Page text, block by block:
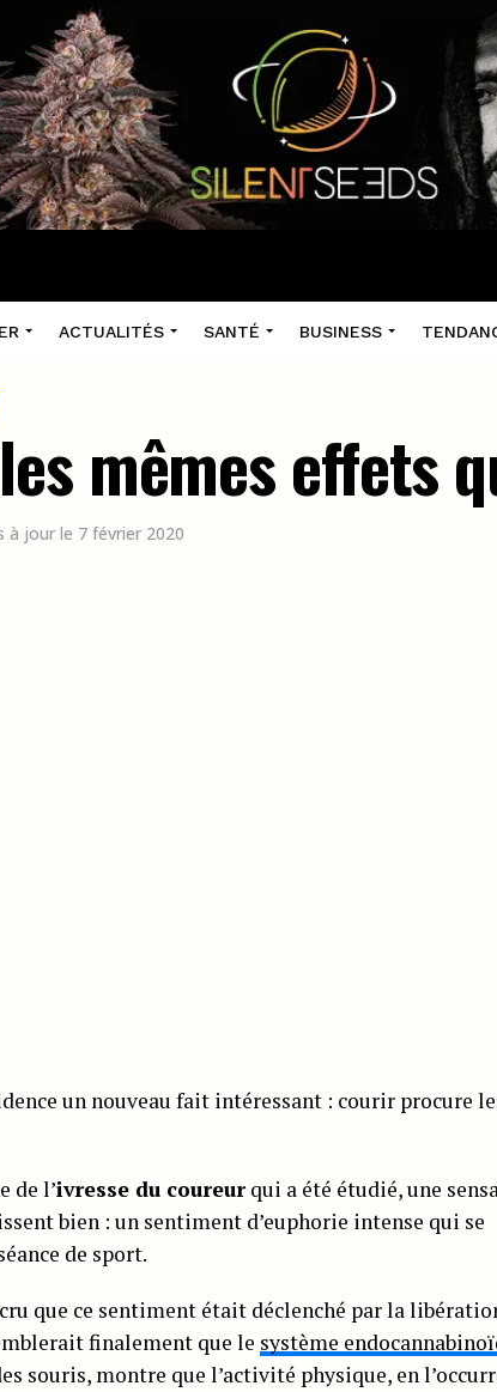
ACTUALITÉS SANTÉ BUSINESS
mêmes effets
à jour le 7 février 2020
un nouveau fait intéressant : courir procure
de l’ivresse du coureurqui a été étudié, une
bien : un sentiment d’euphorie intense qui se
de sport.
que ce sentiment était déclenché par la
finalement que le système
souris, montre que l’activité physique, en